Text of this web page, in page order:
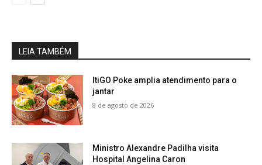
LEIA TAMBÉM
ItiGO Poke amplia atendimento para o
jantar
8 de agosto de 2026
Ministro Alexandre Padilha visita
Hospital Angelina Caron